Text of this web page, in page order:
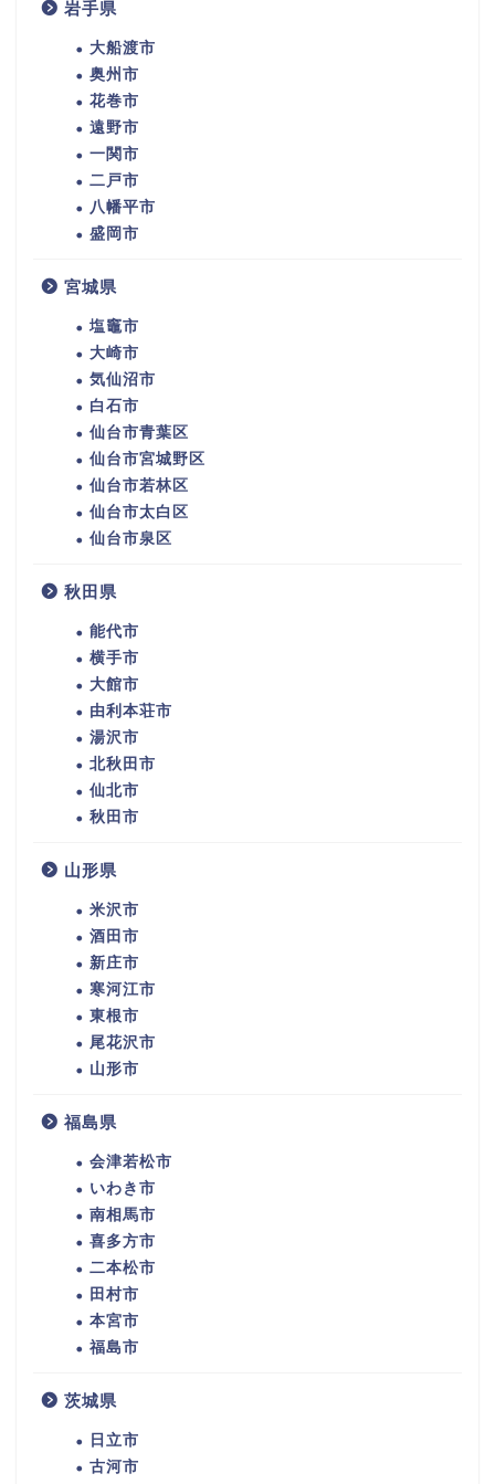
岩手県
大船渡市
奥州市
花巻市
遠野市
一関市
二戸市
八幡平市
盛岡市
宮城県
塩竈市
大崎市
気仙沼市
白石市
仙台市青葉区
仙台市宮城野区
仙台市若林区
仙台市太白区
仙台市泉区
秋田県
能代市
横手市
大館市
由利本荘市
湯沢市
北秋田市
仙北市
秋田市
山形県
米沢市
酒田市
新庄市
寒河江市
東根市
尾花沢市
山形市
福島県
会津若松市
いわき市
南相馬市
喜多方市
二本松市
田村市
本宮市
福島市
茨城県
日立市
古河市